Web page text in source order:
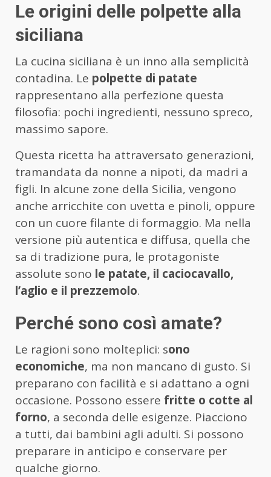
Le origini delle polpette alla
siciliana
La cucina siciliana è un inno alla semplicità
contadina. Le polpette di patate
rappresentano alla perfezione questa
filosofia: pochi ingredienti, nessuno spreco,
massimo sapore.
Questa ricetta ha attraversato generazioni,
tramandata da nonne a nipoti, da madri a
figli. In alcune zone della Sicilia, vengono
anche arricchite con uvetta e pinoli, oppure
con un cuore filante di formaggio. Ma nella
versione più autentica e diffusa, quella che
sa di tradizione pura, le protagoniste
assolute sono le patate, il caciocavallo,
l’aglio e il prezzemolo.
Perché sono così amate?
Le ragioni sono molteplici: sono
economiche, ma non mancano di gusto. Si
preparano con facilità e si adattano a ogni
occasione. Possono essere fritte o cotte al
forno, a seconda delle esigenze. Piacciono
a tutti, dai bambini agli adulti. Si possono
preparare in anticipo e conservare per
qualche giorno.